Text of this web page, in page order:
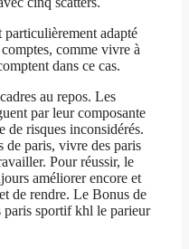
adapté
comme vivre à
dans ce cas.
au repos. Les
par leur composante
de risques inconsidérés.
de paris, vivre des paris
Pour réussir, le
améliorer encore et
de rendre. Le Bonus de
sportif khl le parieur